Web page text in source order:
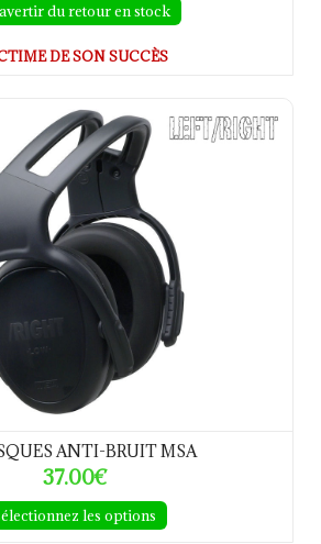
du retour en stock
DE SON SUCCÈS
MSA
ANTI-BRUIT MSA
37.00€
les options